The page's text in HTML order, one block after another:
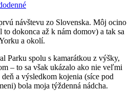
návštevu zo Slovenska. Môj ocino
dokonca až k nám domov) a tak sa
a okolí.
Parku spolu s kamarátkou z výšky,
– to sa však ukázalo ako nie veľmi
a výsledkom kojenia (síce pod
bola moja týždenná nádcha.